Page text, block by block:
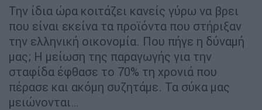
Την ίδια ώρα κοιτάζει κανείς γύρω να βρει
που είναι εκείνα τα προϊόντα που στήριξαν
την ελληνική οικονομία. Που πήγε η δύναμή
μας; Η μείωση της παραγωγής για την
σταφίδα έφθασε το 70% τη χρονιά που
πέρασε και ακόμη συζητάμε. Τα σύκα μας
μειώνονται…